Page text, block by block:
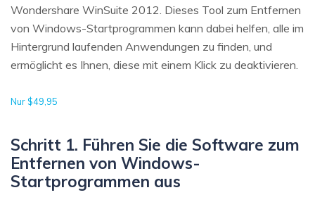
Wondershare WinSuite 2012. Dieses Tool zum Entfernen
von Windows-Startprogrammen kann dabei helfen, alle im
Hintergrund laufenden Anwendungen zu finden, und
ermöglicht es Ihnen, diese mit einem Klick zu deaktivieren.
Nur $49,95
Schritt 1. Führen Sie die Software zum
Entfernen von Windows-
Startprogrammen aus